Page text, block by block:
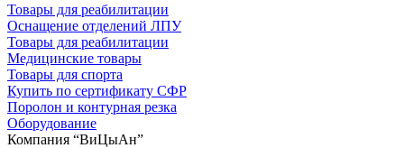
Товары для реабилитации
Оснащение отделений ЛПУ
Товары для реабилитации
Медицинские товары
Товары для спорта
Купить по сертификату СФР
Поролон и контурная резка
Оборудование
Компания “ВиЦыАн”